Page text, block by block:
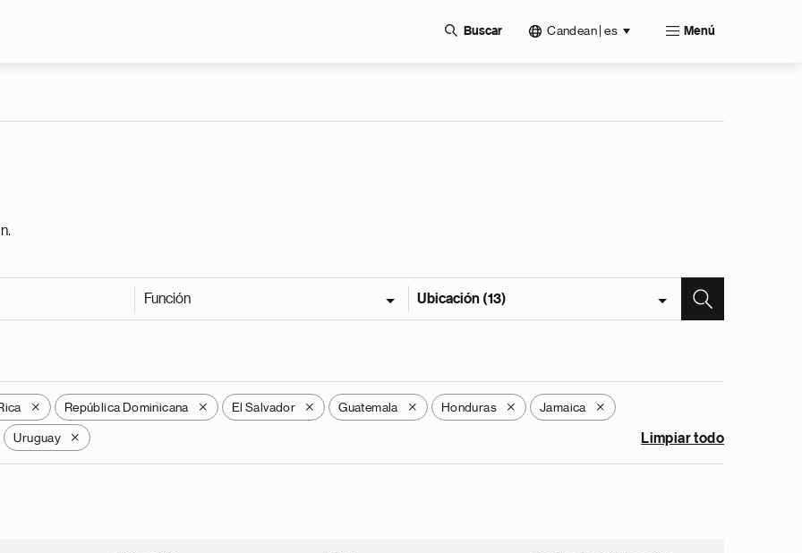
Buscar Candean | es Menú
Función Ubicación (13)
X República Dominicana X El Salvador X Guatemala X Honduras X Jamaica X
Uruguay X Limpiar todo